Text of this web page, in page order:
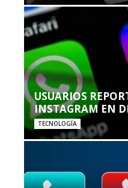
USUARIOS
INSTAGRAM EN
TECNOLOGÍA